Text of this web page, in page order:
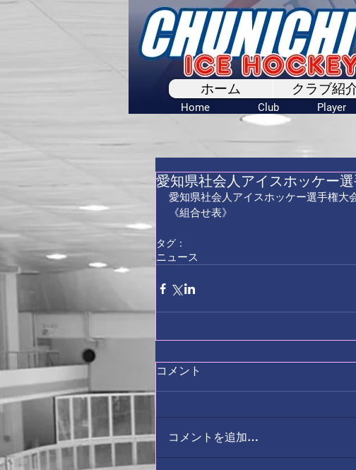
ホーム クラブ紹
Home Club Player
愛知県社会人アイスホッケー
愛知県社会人アイスホッケー選手権大
《組合せ表》
タグ：
ニュース
コメント
コメントを追加…